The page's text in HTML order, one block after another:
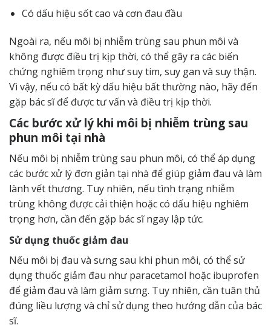
Có dấu hiệu sốt cao và cơn đau đầu
Ngoài ra, nếu môi bị nhiễm trùng sau phun môi và
không được điều trị kịp thời, có thể gây ra các biến
chứng nghiêm trọng như suy tim, suy gan và suy thận.
Vì vậy, nếu có bất kỳ dấu hiệu bất thường nào, hãy đến
gặp bác sĩ để được tư vấn và điều trị kịp thời.
Các bước xử lý khi môi bị nhiễm trùng sau
phun môi tại nhà
Nếu môi bị nhiễm trùng sau phun môi, có thể áp dụng
các bước xử lý đơn giản tại nhà để giúp giảm đau và làm
lành vết thương. Tuy nhiên, nếu tình trạng nhiễm
trùng không được cải thiện hoặc có dấu hiệu nghiêm
trọng hơn, cần đến gặp bác sĩ ngay lập tức.
Sử dụng thuốc giảm đau
Nếu môi bị đau và sưng sau khi phun môi, có thể sử
dụng thuốc giảm đau như paracetamol hoặc ibuprofen
để giảm đau và làm giảm sưng. Tuy nhiên, cần tuân thủ
đúng liều lượng và chỉ sử dụng theo hướng dẫn của bác
sĩ.